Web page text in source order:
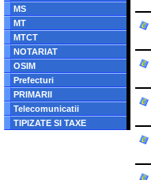
MS
MT
MTCT
NOTARIAT
OSIM
Prefecturi
PRIMARII
Telecomunicatii
TIPIZATE SI TAXE